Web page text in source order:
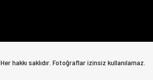
Her hakkı saklıdır. Fotoğraflar izinsiz kullanılamaz.